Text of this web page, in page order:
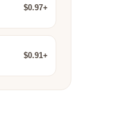
$0.97+
$0.91+